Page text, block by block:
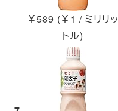
￥589 (￥1 / ミリリッ
トル)